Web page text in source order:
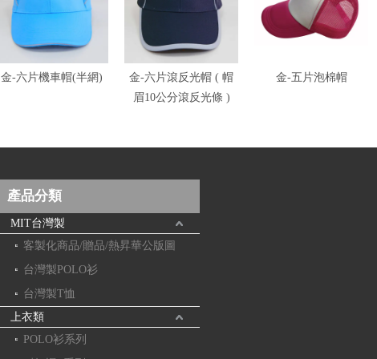
金-六片機車帽(半網)
金-六片滾反光帽 ( 帽
眉10公分滾反光條 )
金-五片泡棉帽
產品分類
MIT台灣製
客製化商品/贈品/熱昇華公版圖
台灣製POLO衫
台灣製T恤
上衣類
POLO衫系列